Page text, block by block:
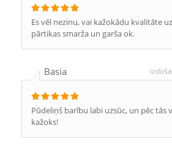
Es vēl nezinu, vai kažokādu kvalitāte
pārtikas smarža un garša ok.
Basia
Pūdeliņš barību labi uzsūc, un pēc tās
kažoks!